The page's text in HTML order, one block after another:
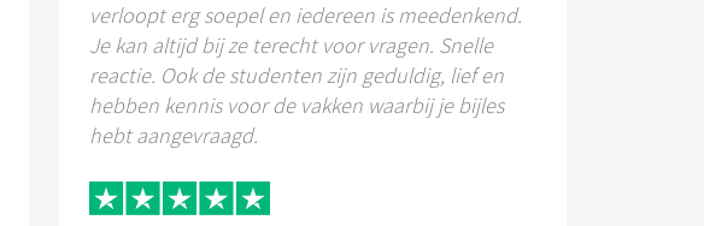
verloopt erg soepel en iedereen is meedenkend.
Je kan altijd bij ze terecht voor vragen. Snelle
reactie. Ook de studenten zijn geduldig, lief en
hebben kennis voor de vakken waarbij je bijles
hebt aangevraagd.